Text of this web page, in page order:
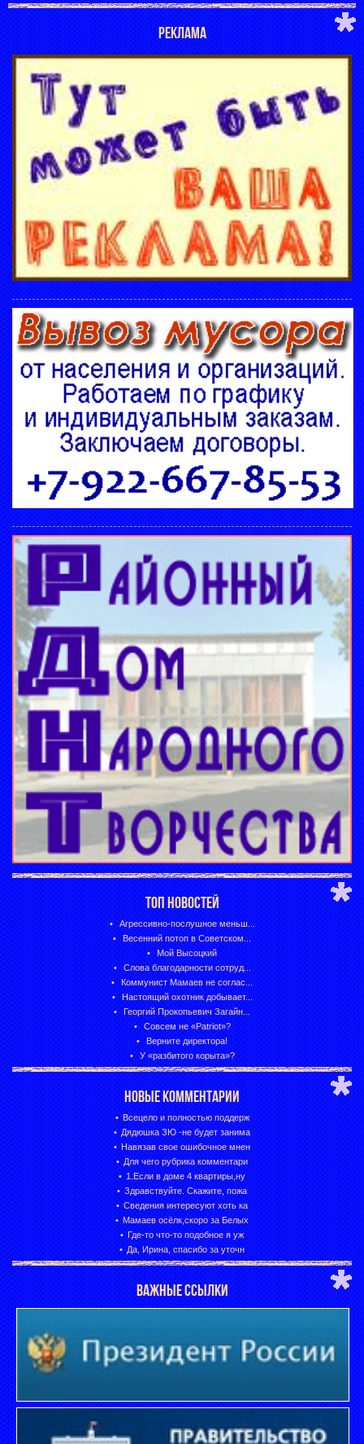
РЕКЛАМА
ТОП НОВОСТЕЙ
Агрессивно-послушное меньш...
Весенний потоп в Советском...
Мой Высоцкий
Слова благодарности сотруд...
Коммунист Мамаев не соглас...
Настоящий охотник добывает...
Георгий Прокопьевич Загайн...
Совсем не «Patriot»?
Верните директора!
У «разбитого корыта»?
НОВЫЕ КОММЕНТАРИИ
Всецело и полностью поддерж
Дядюшка ЗЮ -не будет занима
Навязав свое ошибочное мнен
Для чего рубрика комментари
1.Если в доме 4 квартиры,ну
Здравствуйте. Скажите, пожа
Сведения интересуют хоть ка
Мамаев осёлк,скоро за Белых
Где-то что-то подобное я уж
Да, Ирина, спасибо за уточн
ВАЖНЫЕ ССЫЛКИ